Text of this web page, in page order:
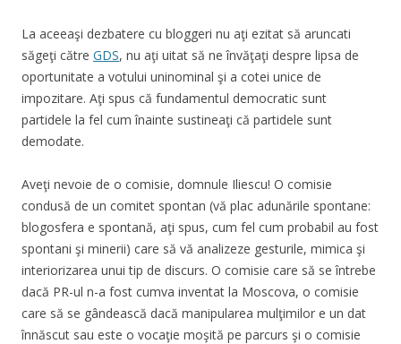
La aceeaşi dezbatere cu bloggeri nu aţi ezitat să aruncati
săgeţi către GDS, nu aţi uitat să ne învăţaţi despre lipsa de
oportunitate a votului uninominal şi a cotei unice de
impozitare. Aţi spus că fundamentul democratic sunt
partidele la fel cum înainte sustineaţi că partidele sunt
demodate.
Aveţi nevoie de o comisie, domnule Iliescu! O comisie
condusă de un comitet spontan (vă plac adunările spontane:
blogosfera e spontană, aţi spus, cum fel cum probabil au fost
spontani şi minerii) care să vă analizeze gesturile, mimica şi
interiorizarea unui tip de discurs. O comisie care să se întrebe
dacă PR-ul n-a fost cumva inventat la Moscova, o comisie
care să se gândească dacă manipularea mulţimilor e un dat
înnăscut sau este o vocaţie moşită pe parcurs şi o comisie